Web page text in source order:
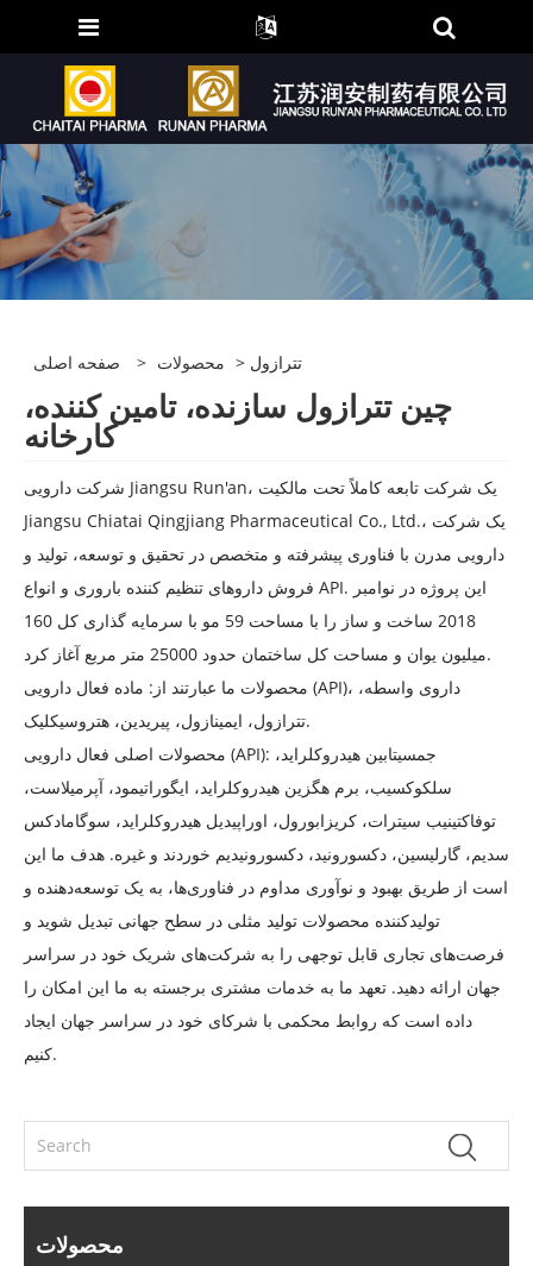
صفحه اصلی > محصولات > تترازول
چین تترازول سازنده، تامین کننده،
کارخانه
شرکت دارویی Jiangsu Run'an، یک شرکت تابعه کاملاً تحت مالکیت
Jiangsu Chiatai Qingjiang Pharmaceutical Co., Ltd.، یک شرکت
دارویی مدرن با فناوری پیشرفته و متخصص در تحقیق و توسعه، تولید و
فروش داروهای تنظیم کننده باروری و انواع API. این پروژه در نوامبر
2018 ساخت و ساز را با مساحت 59 مو با سرمایه گذاری کل 160
میلیون یوان و مساحت کل ساختمان حدود 25000 متر مربع آغاز کرد.
محصولات ما عبارتند از: ماده فعال دارویی (API)، داروی واسطه،
تترازول، ایمینازول، پیریدین، هتروسیکلیک.
محصولات اصلی فعال دارویی (API): جمسیتابین هیدروکلراید،
سلکوکسیب، برم هگزین هیدروکلراید، ایگوراتیمود، آپرمیلاست،
توفاکتینیب سیترات، کریزابورول، اوراپیدیل هیدروکلراید، سوگامادکس
سدیم، گارلیسین، دکسورونید، دکسورونیدیم خوردند و غیره. هدف ما این
است از طریق بهبود و نوآوری مداوم در فناوری‌ها، به یک توسعه‌دهنده و
تولیدکننده محصولات تولید مثلی در سطح جهانی تبدیل شوید و
فرصت‌های تجاری قابل توجهی را به شرکت‌های شریک خود در سراسر
جهان ارائه دهید. تعهد ما به خدمات مشتری برجسته به ما این امکان را
داده است که روابط محکمی با شرکای خود در سراسر جهان ایجاد
کنیم.
محصولات